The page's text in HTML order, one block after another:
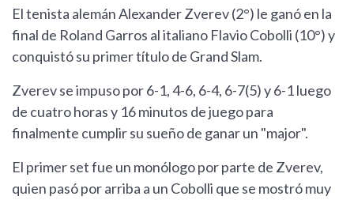
El tenista alemán Alexander Zverev (2°) le ganó en la
final de Roland Garros al italiano Flavio Cobolli (10°) y
conquistó su primer título de Grand Slam.
Zverev se impuso por 6-1, 4-6, 6-4, 6-7(5) y 6-1 luego
de cuatro horas y 16 minutos de juego para
finalmente cumplir su sueño de ganar un "major".
El primer set fue un monólogo por parte de Zverev,
quien pasó por arriba a un Cobolli que se mostró muy